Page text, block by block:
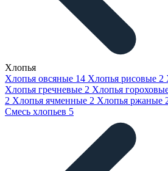
Хлопья
Хлопья овсяные 14 Хлопья рисовые 2
Хлопья гречневые 2 Хлопья
2 Хлопья ячменные 2 Хлопья ржаные
Смесь хлопьев 5